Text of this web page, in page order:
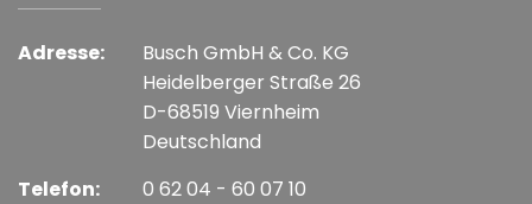
Adresse:
Busch GmbH & Co. KG
Heidelberger Straße 26
D-68519 Viernheim
Deutschland
Telefon:
0 62 04 - 60 07 10